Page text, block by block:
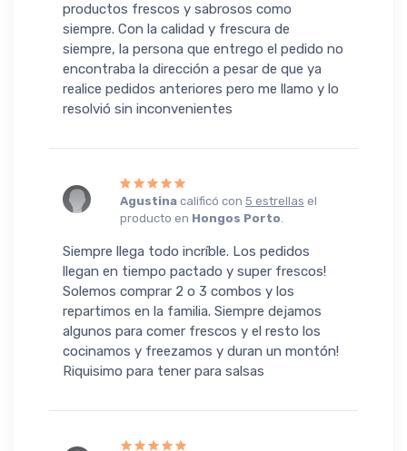
productos frescos y sabrosos como
siempre. Con la calidad y frescura de
siempre, la persona que entrego el pedido no
encontraba la dirección a pesar de que ya
realice pedidos anteriores pero me llamo y lo
resolvió sin inconvenientes
Agustinacalificó con 5 estrellas el
producto en Hongos Porto.
Siempre llega todo incríble. Los pedidos
llegan en tiempo pactado y super frescos!
Solemos comprar 2 o 3 combos y los
repartimos en la familia. Siempre dejamos
algunos para comer frescos y el resto los
cocinamos y freezamos y duran un montón!
Riquisimo para tener para salsas